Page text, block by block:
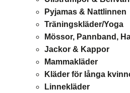
Pyjamas & Nattlinnen
Träningskläder/Yoga
Mössor, Pannband,
Jackor & Kappor
Mammakläder
Kläder för långa
Linnekläder